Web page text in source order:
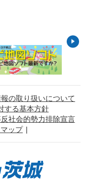
の取り扱いについて
する基本方針
社会的勢力排除宣言
ップ